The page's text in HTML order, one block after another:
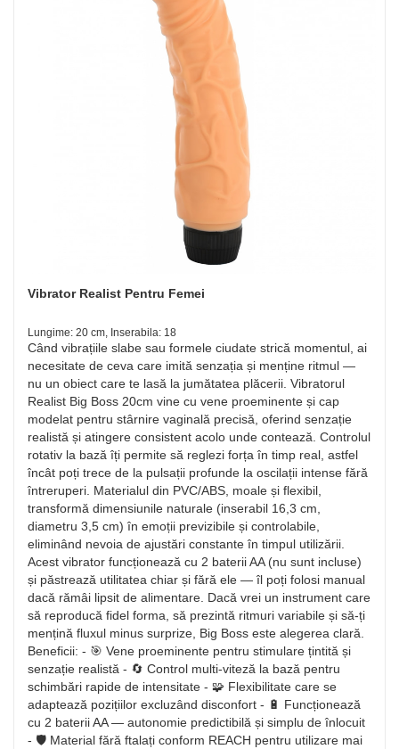
Vibrator Realist Pentru Femei
Lungime: 20 cm, Inserabila: 18
Când vibrațiile slabe sau formele ciudate strică momentul, ai
necesitate de ceva care imită senzația și menține ritmul —
nu un obiect care te lasă la jumătatea plăcerii. Vibratorul
Realist Big Boss 20cm vine cu vene proeminente și cap
modelat pentru stârnire vaginală precisă, oferind senzație
realistă și atingere consistent acolo unde contează. Controlul
rotativ la bază îți permite să reglezi forța în timp real, astfel
încât poți trece de la pulsații profunde la oscilații intense fără
întreruperi. Materialul din PVC/ABS, moale și flexibil,
transformă dimensiunile naturale (inserabil 16,3 cm,
diametru 3,5 cm) în emoții previzibile și controlabile,
eliminând nevoia de ajustări constante în timpul utilizării.
Acest vibrator funcționează cu 2 baterii AA (nu sunt incluse)
și păstrează utilitatea chiar și fără ele — îl poți folosi manual
dacă rămâi lipsit de alimentare. Dacă vrei un instrument care
să reproducă fidel forma, să prezintă ritmuri variabile și să-ți
mențină fluxul minus surprize, Big Boss este alegerea clară.
Beneficii: - 🎯 Vene proeminente pentru stimulare țintită și
senzație realistă - 🔄 Control multi-viteză la bază pentru
schimbări rapide de intensitate - 🧩 Flexibilitate care se
adaptează pozițiilor excluzând disconfort - 🔋 Funcționează
cu 2 baterii AA — autonomie predictibilă și simplu de înlocuit
- 🛡️ Material fără ftalați conform REACH pentru utilizare mai